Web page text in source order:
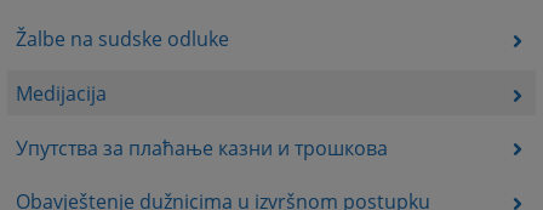
Žalbe na sudske odluke
Medijacija
Упутства за плаћање казни и трошкова
Obavještenje dužnicima u izvršnom postupku